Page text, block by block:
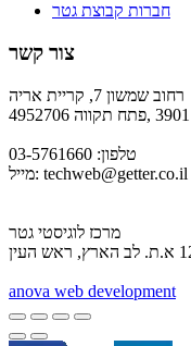
חברות קבוצת גטר
צור קשר
רחוב שמשון 7, קריית אריה
טלפון: 03-5761660
מייל: techweb@getter.co.il
מרכז לוגיסטי גטר
anova web development